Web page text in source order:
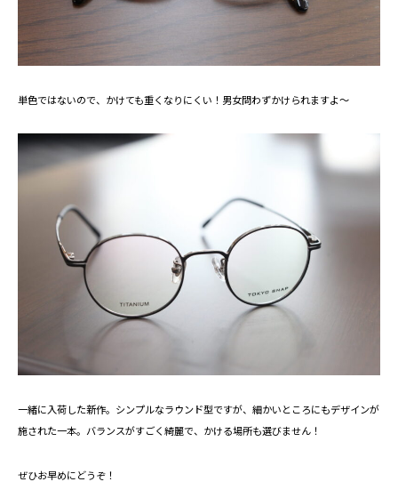
単色ではないので、かけても重くなりにくい！男女問わずかけられますよ～
一緒に入荷した新作。シンプルなラウンド型ですが、細かいところにもデザインが
施された一本。バランスがすごく綺麗で、かける場所も選びません！
ぜひお早めにどうぞ！